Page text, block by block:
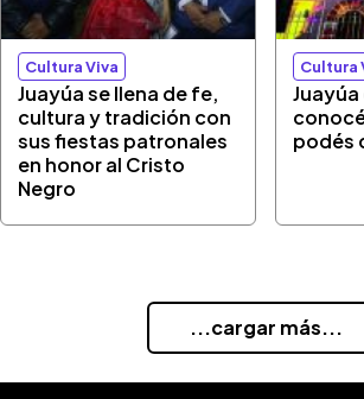
Cultura Viva
Juayúa se llena de fe,
cultura y tradición con
sus fiestas patronales
en honor al Cristo
Negro
Cultura
podés
...cargar más...